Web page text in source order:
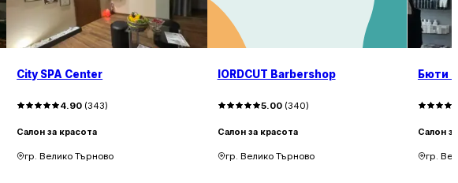
City SPA Center
4.90 (343)
Салон за красота
гр. Велико Търново
IORDCUT Barbershop
5.00(340)
Салон за красота
гр. Велико Търново
Бюти
Салон
гр.